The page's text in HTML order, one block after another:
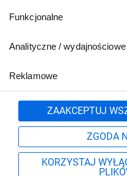
Funkcjonalne
Analityczne / wydajnościowe
Reklamowe
ZAAKCEPTUJ
ZGODA
KORZYSTAJ
801 500 700